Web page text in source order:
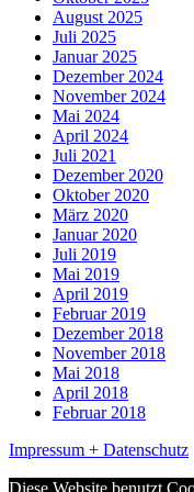
August 2025
Juli 2025
Januar 2025
Dezember 2024
November 2024
Mai 2024
April 2024
Juli 2021
Dezember 2020
Oktober 2020
März 2020
Januar 2020
Juli 2019
Mai 2019
April 2019
Februar 2019
Dezember 2018
November 2018
Mai 2018
April 2018
Februar 2018
Impressum + Datenschutz